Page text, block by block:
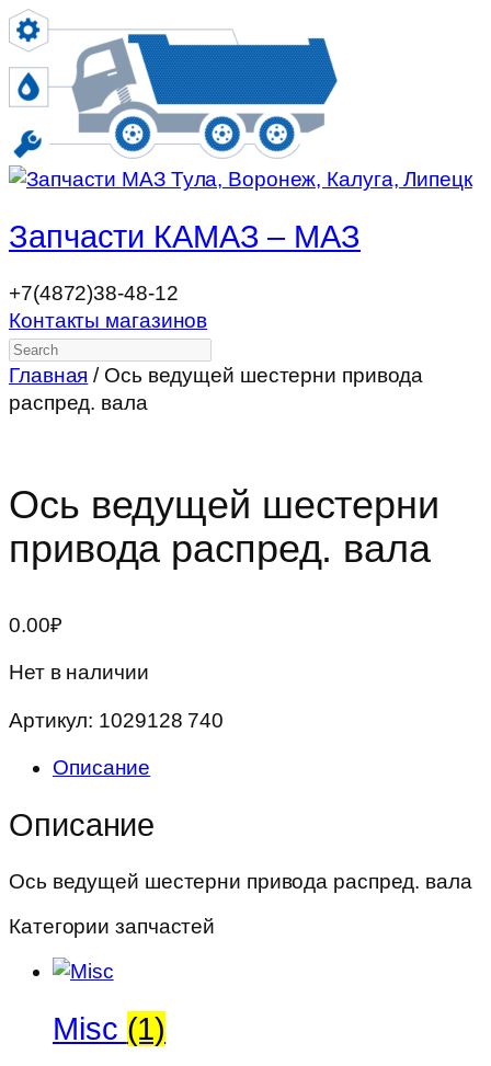
Запчасти КАМАЗ – МАЗ
+7(4872)38-48-12
Контакты магазинов
Search
Главная / Ось ведущей шестерни привода
распред. вала
Ось ведущей шестерни
привода распред. вала
0.00₽
Нет в наличии
Артикул: 1029128 740
Описание
Описание
Ось ведущей шестерни привода распред. вала
Категории запчастей
Misc (1)